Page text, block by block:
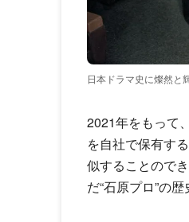
日本ドラマ史に燦然と
2021年をもって
を自社で保有す
似することので
だ“石原プロ”の